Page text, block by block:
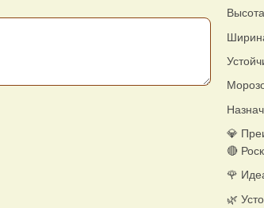
💎
🔴
🌹
🌿